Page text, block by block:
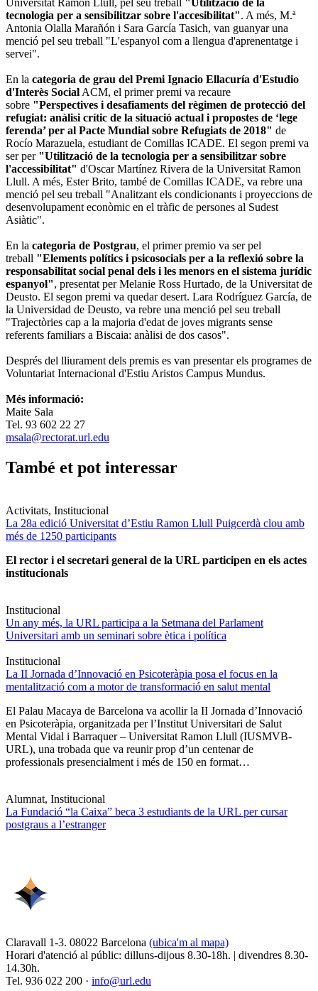
Universitat Ramon Llull, pel seu treball
"Utilització de la
tecnologia per a sensibilitzar sobre l'accesibilitat". A més, M.ª
Antonia Olalla Marañón i Sara García Tasich, van guanyar una
menció pel seu treball "L'espanyol com a llengua d'aprenentatge i
servei".
En la categoria de grau del Premi Ignacio Ellacuría d'Estudio
d'Interès Social ACM, el primer premi va recaure
sobre "Perspectives i desafiaments del règimen de protecció del
refugiat: anàlisi crític de la situació actual i propostes de ‘lege
ferenda’ per al Pacte Mundial sobre Refugiats de 2018" de
Rocío Marazuela, estudiant de Comillas ICADE. El segon premi va
ser per "Utilització de la tecnologia per a sensibilitzar sobre
l'accessibilitat" d'Oscar Martínez Rivera de la Universitat Ramon
Llull. A més, Ester Brito, també de Comillas ICADE, va rebre una
menció pel seu treball "Analitzant els condicionants i proyeccions de
desenvolupament econòmic en el tràfic de persones al Sudest
Asiàtic".
En la categoria de Postgrau, el primer premio va ser pel
treball "Elements polítics i psicosocials per a la reflexió sobre la
responsabilitat social penal dels i les menors en el sistema jurídic
espanyol", presentat per Melanie Ross Hurtado, de la Universitat de
Deusto. El segon premi va quedar desert. Lara Rodríguez García, de
la Universidad de Deusto, va rebre una menció pel seu treball
"Trajectòries cap a la majoria d'edat de joves migrants sense
referents familiars a Biscaia: anàlisi de dos casos".
Després del lliurament dels premis es van presentar els programes de
Voluntariat Internacional d'Estiu Aristos Campus Mundus.
Més informació:
Maite Sala
Tel. 93 602 22 27
msala@rectorat.url.edu
També et pot interessar
Activitats, Institucional
La 28a edició Universitat d’Estiu Ramon Llull Puigcerdà clou amb
més de 1250 participants
El rector i el secretari general de la URL participen en els actes
institucionals
Institucional
Un any més, la URL participa a la Setmana del Parlament
Universitari amb un seminari sobre ètica i política
Institucional
La II Jornada d’Innovació en Psicoteràpia posa el focus en la
mentalització com a motor de transformació en salut mental
El Palau Macaya de Barcelona va acollir la II Jornada d’Innovació
en Psicoteràpia, organitzada per l’Institut Universitari de Salut
Mental Vidal i Barraquer – Universitat Ramon Llull (IUSMVB-
URL), una trobada que va reunir prop d’un centenar de
professionals presencialment i més de 150 en format…
Alumnat, Institucional
La Fundació “la Caixa” beca 3 estudiants de la URL per cursar
postgraus a l’estranger
Claravall 1-3. 08022 Barcelona (ubica'm al mapa)
Horari d'atenció al públic: dilluns-dijous 8.30-18h. | divendres 8.30-
14.30h.
Tel. 936 022 200 · info@url.edu